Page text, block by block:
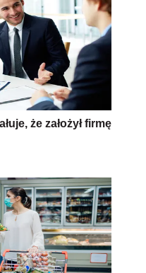
że założył firmę